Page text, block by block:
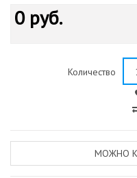
0 руб.
Количество
МОЖНО